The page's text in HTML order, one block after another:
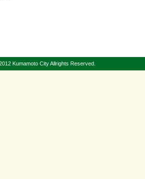
Kumamoto City Allrights Reserved.